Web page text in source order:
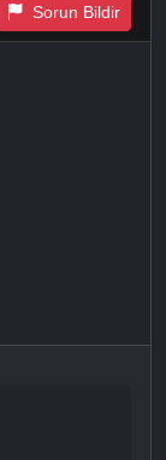
Sorun Bildir